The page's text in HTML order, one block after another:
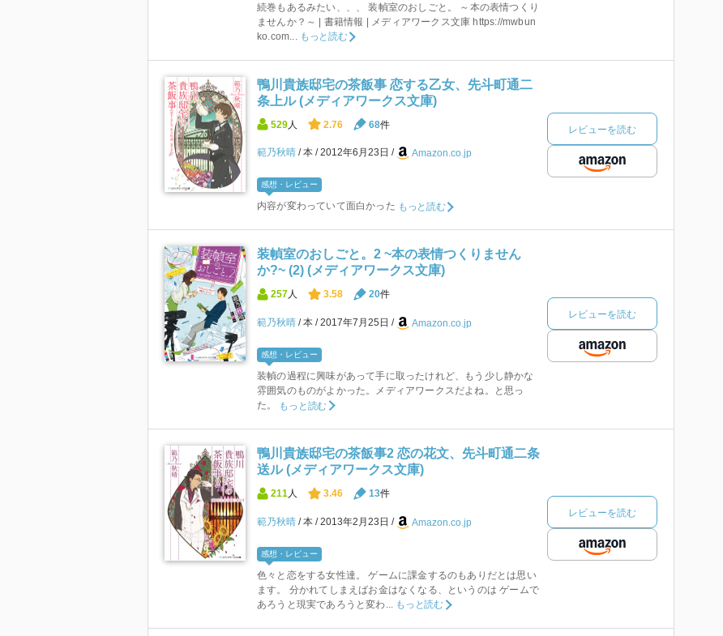
続巻もあるみたい、、、 装幀室のおしごと。 ～本の表情つくり
ませんか？～ | 書籍情報 | メディアワークス文庫 https://mwbun
ko.com...
もっと読む
鴨川貴族邸宅の茶飯事 恋する乙女、先斗町通二
条上ル (メディアワークス文庫)
529 人 2.76 68件
範乃秋晴 本 2012年6月23日 Amazon.co.jp
感想・レビュー
内容が変わっていて面白かった もっと読む
レビューを読む
装幀室のおしごと。2 ~本の表情つくりません
か?~ (2) (メディアワークス文庫)
257人 3.58 20件
範乃秋晴 本 2017年7月25日 Amazon.co.jp
感想・レビュー
装幀の過程に興味があって手に取ったけれど、もう少し静かな
雰囲気のものがよかった。メディアワークスだよね。と思っ
た。
もっと読む
レビューを読む
鴨川貴族邸宅の茶飯事2 恋の花文、先斗町通二条
送ル (メディアワークス文庫)
211 人 3.46 13件
範乃秋晴 本 2013年2月23日 Amazon.co.jp
感想・レビュー
色々と恋をする女性達。 ゲームに課金するのもありだとは思い
ます。 分かれてしまえばお金はなくなる、というのは ゲームで
あろうと現実であろうと変わ...
もっと読む
レビューを読む